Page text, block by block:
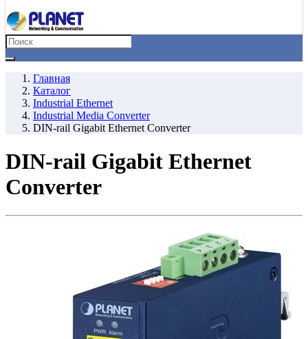
Главная
Каталог
Industrial Ethernet
Industrial Media Converter
DIN-rail Gigabit Ethernet Converter
DIN-rail Gigabit Ethernet
Converter